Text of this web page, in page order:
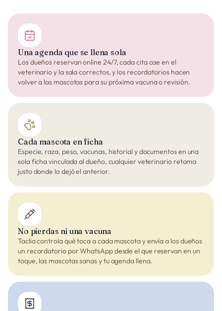
Una agenda que se llena sola
Los dueños reservan online 24/7, cada cita cae en el
veterinario y la sala correctos, y los recordatorios hacen
volver a las mascotas para su próxima vacuna o revisión.
Cada mascota en ficha
Especie, raza, peso, vacunas, historial y documentos en una
sola ficha vinculada al dueño, cualquier veterinario retoma
justo donde lo dejó el anterior.
No pierdas ni una vacuna
Taclia controla qué toca a cada mascota y envía a los dueños
un recordatorio por WhatsApp desde el que reservan en un
toque, las mascotas sanas y tu agenda llena.